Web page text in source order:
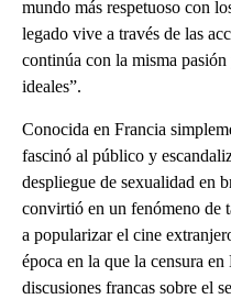
mundo más respetuoso con
legado vive a través de las
continúa con la misma
ideales”.
Conocida en Francia
fascinó al público y
despliegue de sexualidad en
convirtió en un fenómeno de
a popularizar el cine
época en la que la censura
discusiones francas sobre el